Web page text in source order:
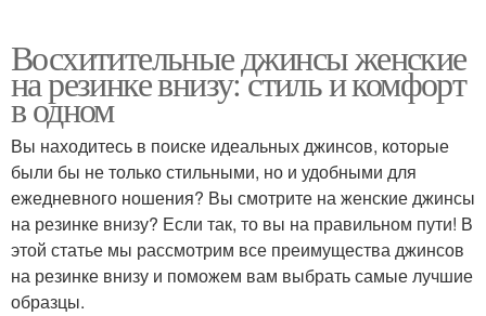
Восхитительные джинсы женские
на резинке внизу: стиль и комфорт
в одном
Вы находитесь в поиске идеальных джинсов, которые
были бы не только стильными, но и удобными для
ежедневного ношения? Вы смотрите на женские джинсы
на резинке внизу? Если так, то вы на правильном пути! В
этой статье мы рассмотрим все преимущества джинсов
на резинке внизу и поможем вам выбрать самые лучшие
образцы.